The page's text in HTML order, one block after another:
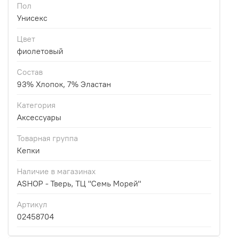
Пол
Унисекс
Цвет
фиолетовый
Состав
93% Хлопок, 7% Эластан
Категория
Аксессуары
Товарная группа
Кепки
Наличие в магазинах
ASHOP - Тверь, ТЦ "Семь Морей"
Артикул
02458704